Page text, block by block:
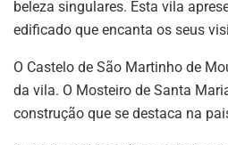
beleza singulares. Esta vila
edificado que encanta os seus
O Castelo de São Martinho de
da vila. O Mosteiro de Santa
construção que se destaca na